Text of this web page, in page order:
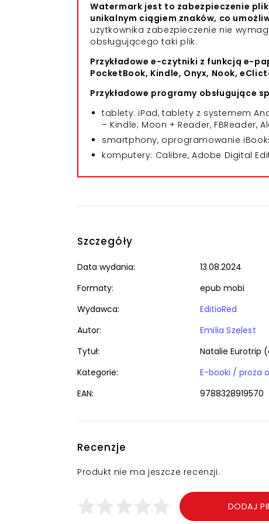
Watermark jest to zabezpieczenie
unikalnym ciągiem znaków, co
użytkownika zabezpieczenie nie
obsługującego taki plik.
Przykładowe e-czytniki z funkcją e-
PocketBook, Kindle, Onyx, Nook,
Przykładowe programy obsługujące
tablety: iPad, tablety z systemem
– Kindle; Moon + Reader, FBReader,
smartphony, oprogramowanie
komputery: Calibre, Adobe Digital
Szczegóły
Data wydania:
13.08.2024
Formaty:
epub mobi
Wydawca:
EditioRed
Autor:
Emilia Szelest
Tytuł:
Natalie Eurotrip
Kategorie:
E-booki / proza
EAN:
9788328919570
Recenzje
Produkt nie ma jeszcze recenzji.
DODAJ